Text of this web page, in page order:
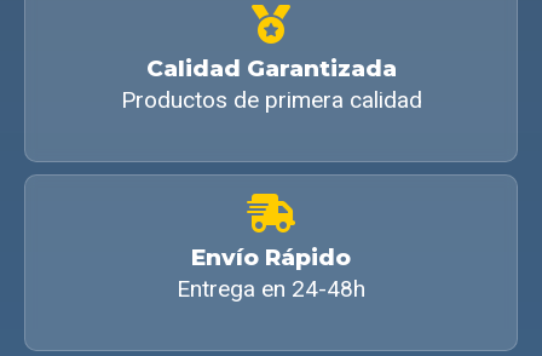
Calidad Garantizada
Productos de primera calidad
Envío Rápido
Entrega en 24-48h